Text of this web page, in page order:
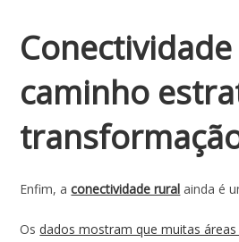
caminho
Enfim, aconectividade rural ainda é
Osdados mostram que muitas